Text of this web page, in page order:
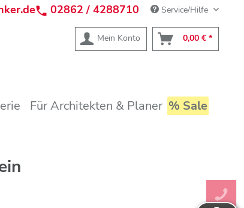
02862 / 4288710 Service/Hilfe
Mein Konto 0,00 € *
Für Architekten & Planer % Sale